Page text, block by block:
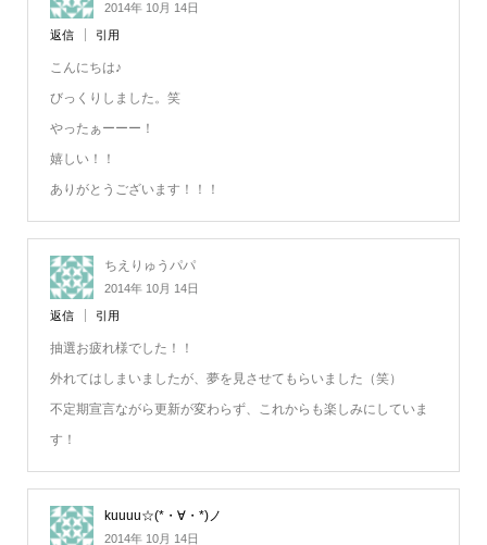
2014年 10月 14日
返信 引用
こんにちは♪
びっくりしました。笑
やったぁーーー！
嬉しい！！
ありがとうございます！！！
ちえりゅうパパ
2014年 10月 14日
返信 引用
抽選お疲れ様でした！！
外れてはしまいましたが、夢を見させてもらいました（笑）
不定期宣言ながら更新が変わらず、これからも楽しみにしていま
す！
kuuuu☆(*・∀・*)ノ
2014年 10月 14日